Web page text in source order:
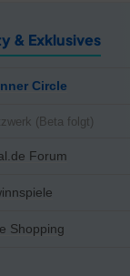
& Exklusives
Circle
(Beta folgt)
Forum
Shopping